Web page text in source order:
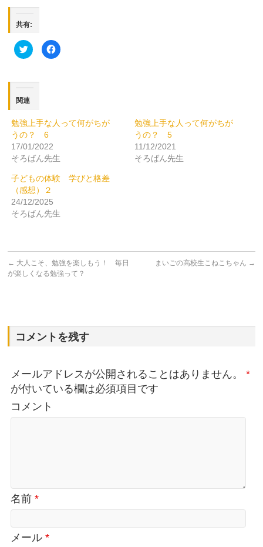
共有:
ク
リ
て
Twitter
で
共
(新
し
い
ウ
ィ
ン
ド
で
開
き
ま
す)
Facebook
で
ッ
ク
だ
さ
(新
し
ン
ド
ま
す)
関連
勉強上手な人って何がちが
うの？ 6
17/01/2022
そろばん先生
勉強上手な人って何がちが
うの？ 5
11/12/2021
そろばん先生
子どもの体験 学びと格差
（感想）２
24/12/2025
そろばん先生
← 大人こそ、勉強を楽しもう！ 毎日
が楽しくなる勉強って？
まいごの高校生こねこちゃん →
コメントを残す
メールアドレスが公開されることはありません。
*
が付いている欄は必須項目です
コメント
名前*
メール*